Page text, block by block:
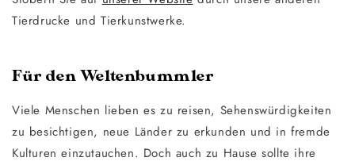
Tierdrucke und Tierkunstwerke.
Für den Weltenbummler
Viele Menschen lieben es zu reisen, Sehenswürdigkeiten
zu besichtigen, neue Länder zu erkunden und in fremde
Kulturen einzutauchen. Doch auch zu Hause sollte ihre